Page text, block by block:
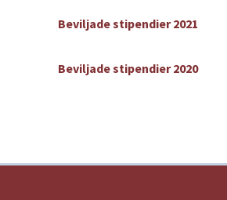
Beviljade stipendier 2021
Beviljade stipendier 2020